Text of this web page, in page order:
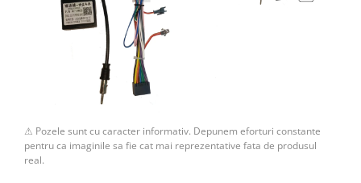
⚠ Pozele sunt cu caracter informativ. Depunem eforturi constante
pentru ca imaginile sa fie cat mai reprezentative fata de produsul
real.